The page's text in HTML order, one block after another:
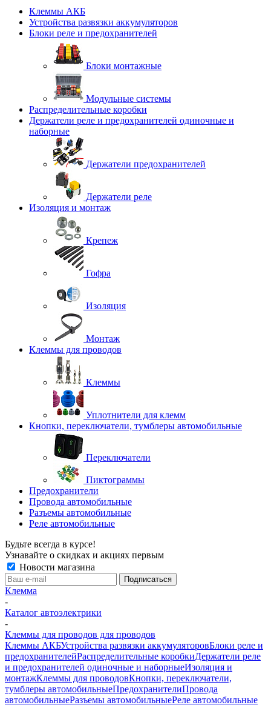
Клеммы АКБ
Устройства развязки аккумуляторов
Блоки реле и предохранителей
Блоки монтажные
Модульные системы
Распределительные коробки
Держатели реле и предохранителей одиночные и
наборные
Держатели предохранителей
Держатели реле
Изоляция и монтаж
Крепеж
Гофра
Изоляция
Монтаж
Клеммы для проводов
Клеммы
Уплотнители для клемм
Кнопки, переключатели, тумблеры автомобильные
Переключатели
Пиктограммы
Предохранители
Провода автомобильные
Разъемы автомобильные
Реле автомобильные
Будьте всегда в курсе!
Узнавайте о скидках и акциях первым
Новости магазина
Клемма
-
Каталог автоэлектрики
-
Клеммы для проводов для проводов
Клеммы АКБУстройства развязки аккумуляторовБлоки реле и
предохранителейРаспределительные коробкиДержатели реле
и предохранителей одиночные и наборныеИзоляция и
монтажКлеммы для проводовКнопки, переключатели,
тумблеры автомобильныеПредохранителиПровода
автомобильныеРазъемы автомобильныеРеле автомобильные